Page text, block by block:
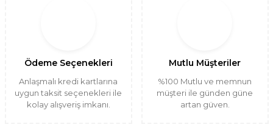
Ödeme Seçenekleri
Anlaşmalı kredi kartlarına
uygun taksit seçenekleri ile
kolay alışveriş imkanı.
Mutlu Müşteriler
%100 Mutlu ve memnun
müşteri ile günden güne
artan güven.